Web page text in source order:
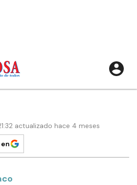
actualizado hace 4 meses